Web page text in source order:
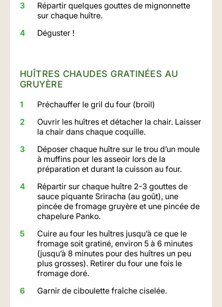
Répartir quelques gouttes de mignonnette
sur chaque huître.
Déguster !
HUÎTRES CHAUDES GRATINÉES AU
GRUYÈRE
Préchauffer le gril du four (broil)
Ouvrir les huîtres et détacher la chair. Laisser
la chair dans chaque coquille.
Déposer chaque huître sur le trou d’un moule
à muffins pour les asseoir lors de la
préparation et durant la cuisson au four.
Répartir sur chaque huître 2-3 gouttes de
sauce piquante Sriracha (au goût), une
pincée de fromage gruyère et une pincée de
chapelure Panko.
Cuire au four les huîtres jusqu’à ce que le
fromage soit gratiné, environ 5 à 6 minutes
(jusqu’à 8 minutes pour des huîtres un peu
plus grosses). Retirer du four une fois le
fromage doré.
Garnir de ciboulette fraîche ciselée.